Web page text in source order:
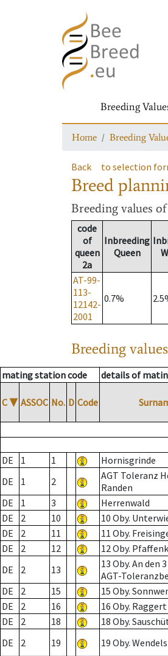
Breeding
Home Breeding
Back to selection
Breed
Breeding values of
code
of
queen
2a
Inbreeding
Queen
AT-99-
113-
12142-
2001
0.7%
Breeding
mating station code details of
C ▼ ASSOC No. D Code
DE
1 1 Hornisgrinde
DE
1 2
AGT Toleranz
Randen
DE
1 3 Herrenwald
DE
2 10 10 Oby.
DE
2 11 11 Oby.
DE
2 12 12 Oby.
DE
2 13
13 Oby. An den
AGT-
DE
2 15 15 Oby.
DE
2 16 16 Oby. Raggert
DE
2 18 18 Oby.
DE
2 19 19 Oby.